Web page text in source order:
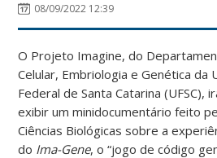
08/09/2022 12:39
O Projeto Imagine, do
Celular, Embriologia e Genética da
Federal de Santa Catarina (UFSC),
exibir um minidocumentário feito
Ciências Biológicas sobre a
do Ima-Gene, o “jogo de código